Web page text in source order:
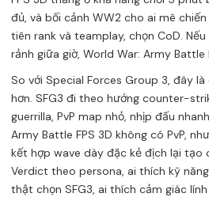
đủ, và bối cảnh WW2 cho ai mê
tiên rank và teamplay, chọn CoD.
rảnh giữa giờ, World War: Army Battle
So với Special Forces Group 3, đây
hơn. SFG3 đi theo hướng counter-
guerrilla, PvP map nhỏ, nhịp đấu
Army Battle FPS 3D không có PvP,
kết hợp wave dày đặc kẻ địch lại tạo
Verdict theo persona, ai thích kỹ
thật chọn SFG3, ai thích cảm giác